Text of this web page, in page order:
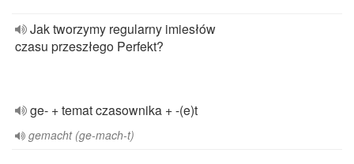
Jak tworzymy regularny imiesłów
czasu przeszłego Perfekt?
ge- + temat czasownika + -(e)t
gemacht (ge-mach-t)